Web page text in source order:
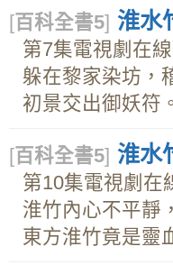
[百科全書5] 淮水
第7集電視劇在
躲在黎家染坊，
初景交出御妖符
[百科全書5] 淮水
第10集電視劇在
淮竹內心不平靜
東方淮竹竟是靈